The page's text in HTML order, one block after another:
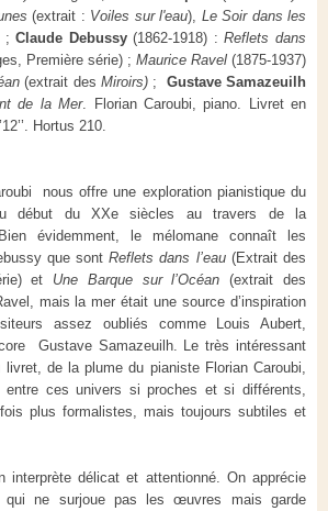
(extrait : Voiles sur l'eau), Le Soir dans les
; Claude Debussy(1862-1918) :Reflets dans
Première série) ; Maurice Ravel (1875-1937)
(extrait des Miroirs); Gustave Samazeuilh
de la Mer. Florian Caroubi, piano. Livret en
Hortus 210.
nous offre une exploration pianistique du
début du XXe siècles au travers de la
évidemment, le mélomane connaît les
que sontReflets dans l’eau(Extrait des
et Une Barque sur l’Océan (extrait des
mais la mer était une source d’inspiration
assez oubliés comme Louis Aubert,
Gustave Samazeuilh. Le très intéressant
de la plume du pianiste Florian Caroubi,
ces univers si proches et si différents,
plus formalistes, mais toujours subtiles et
interprète délicat et attentionné. On apprécie
ne surjoue pas les œuvres mais garde